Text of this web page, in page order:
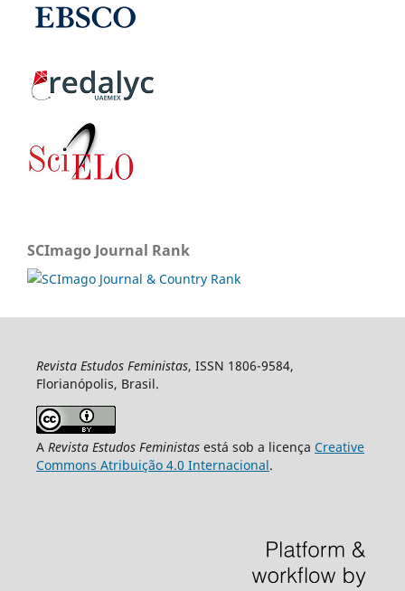
SCImago Journal Rank
Revista Estudos Feministas, ISSN 1806-9584,
Florianópolis, Brasil.
A Revista Estudos Feministasestá sob a licença Creative
Commons Atribuição 4.0 Internacional.